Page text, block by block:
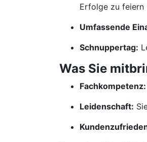
Erfolge zu
Umfassende
Schnuppertag:
Was Sie
Fachkompetenz:
Leidenschaft: